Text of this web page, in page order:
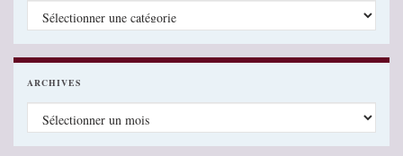
Catégories
ARCHIVES
Archives